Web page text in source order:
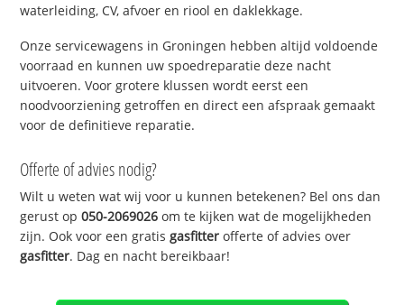
waterleiding, CV, afvoer en riool en daklekkage.
Onze servicewagens in Groningen hebben altijd voldoende
voorraad en kunnen uw spoedreparatie deze nacht
uitvoeren. Voor grotere klussen wordt eerst een
noodvoorziening getroffen en direct een afspraak gemaakt
voor de definitieve reparatie.
Offerte of advies nodig?
Wilt u weten wat wij voor u kunnen betekenen? Bel ons dan
gerust op050-2069026 om te kijken wat de mogelijkheden
zijn. Ook voor een gratisgasfitter offerte of advies over
gasfitter. Dag en nacht bereikbaar!